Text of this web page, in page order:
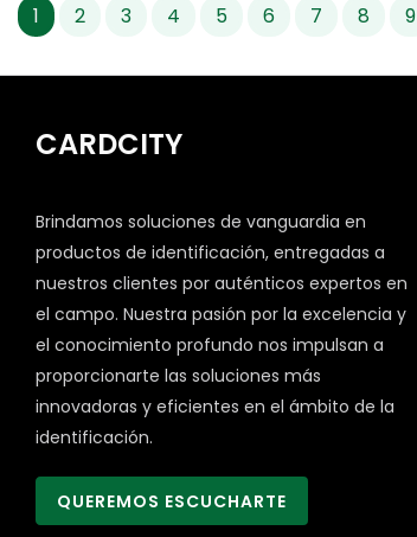
1 2 3 4 5 6 7 8 9
CARDCITY
Brindamos soluciones de vanguardia en
productos de identificación, entregadas a
nuestros clientes por auténticos expertos en
el campo. Nuestra pasión por la excelencia y
el conocimiento profundo nos impulsan a
proporcionarte las soluciones más
innovadoras y eficientes en el ámbito de la
identificación.
QUEREMOS ESCUCHARTE